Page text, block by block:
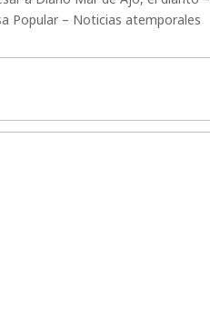
Popular – Noticias atemporales